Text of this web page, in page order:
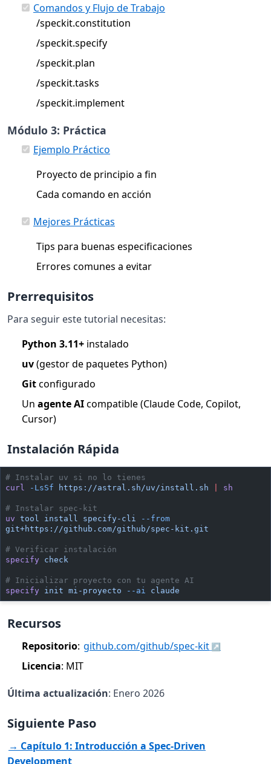
Comandos y Flujo de Trabajo
/speckit.constitution
/speckit.specify
/speckit.plan
/speckit.tasks
/speckit.implement
Módulo 3: Práctica
Ejemplo Práctico
Proyecto de principio a fin
Cada comando en acción
Mejores Prácticas
Tips para buenas especificaciones
Errores comunes a evitar
Prerrequisitos
Para seguir este tutorial necesitas:
Python 3.11+ instalado
uv(gestor de paquetes Python)
Gitconfigurado
Un agente AIcompatible (Claude Code, Copilot,
Cursor)
Instalación Rápida
# Instalar uv si no lo tienes
curl
-LsSf https://astral.sh/uv/install.sh sh
# Instalar spec-kit
uv tool install specify-cli
--from
git+https://github.com/github/spec-kit.git
# Verificar instalación
specify check
# Inicializar proyecto con tu agente AI
specify init mi-proyecto --ai claude
Recursos
Repositorio: github.com/github/spec-kit
Licencia: MIT
Última actualización: Enero 2026
Siguiente Paso
→ Capítulo 1: Introducción a Spec-Driven
Development